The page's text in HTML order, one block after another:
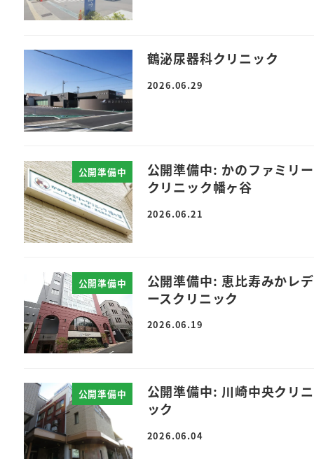
鶴泌尿器科クリニック
2026.06.29
公開準備中
公開準備中: かのファミリー
クリニック幡ヶ谷
2026.06.21
公開準備中
公開準備中: 恵比寿みかレ
ースクリニック
2026.06.19
公開準備中
公開準備中: 川崎中央クリニ
ック
2026.06.04